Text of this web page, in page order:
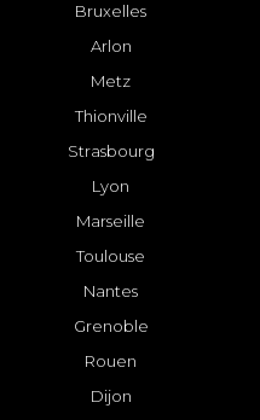
Bruxelles
Arlon
Metz
Thionville
Strasbourg
Lyon
Marseille
Toulouse
Nantes
Grenoble
Rouen
Dijon